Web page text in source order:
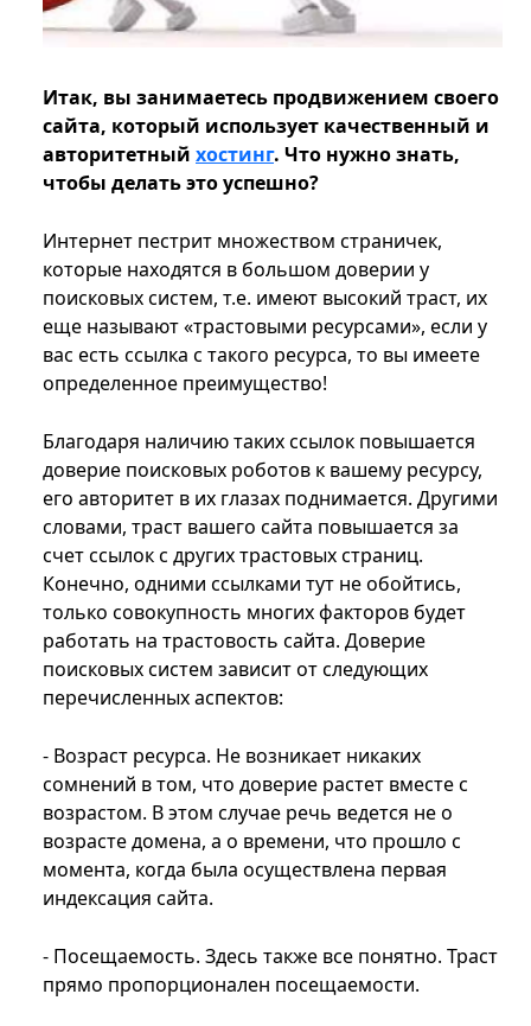
Итак, вы занимаетесь продвижением своего
сайта, который использует качественный и
авторитетный хостинг. Что нужно знать,
чтобы делать это успешно?
Интернет пестрит множеством страничек,
которые находятся в большом доверии у
поисковых систем, т.е. имеют высокий траст, их
еще называют «трастовыми ресурсами», если у
вас есть ссылка с такого ресурса, то вы имеете
определенное преимущество!
Благодаря наличию таких ссылок повышается
доверие поисковых роботов к вашему ресурсу,
его авторитет в их глазах поднимается. Другими
словами, траст вашего сайта повышается за
счет ссылок с других трастовых страниц.
Конечно, одними ссылками тут не обойтись,
только совокупность многих факторов будет
работать на трастовость сайта. Доверие
поисковых систем зависит от следующих
перечисленных аспектов:
- Возраст ресурса. Не возникает никаких
сомнений в том, что доверие растет вместе с
возрастом. В этом случае речь ведется не о
возрасте домена, а о времени, что прошло с
момента, когда была осуществлена первая
индексация сайта.
- Посещаемость. Здесь также все понятно. Траст
прямо пропорционален посещаемости.